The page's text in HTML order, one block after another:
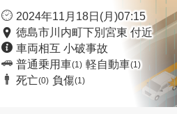
2024年11月18日(月)07:15
徳島市川内町下別宮東 付近
車両相互 小破事故
普通乗用車(1) 軽自動車(1)
死亡(0) 負傷(1)